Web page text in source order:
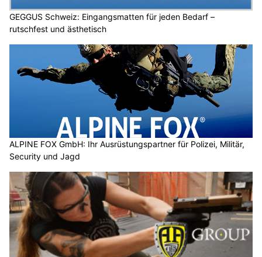
GEGGUS Schweiz: Eingangsmatten für jeden Bedarf –
rutschfest und ästhetisch
ALPINE FOX GmbH: Ihr Ausrüstungspartner für Polizei, Militär,
Security und Jagd